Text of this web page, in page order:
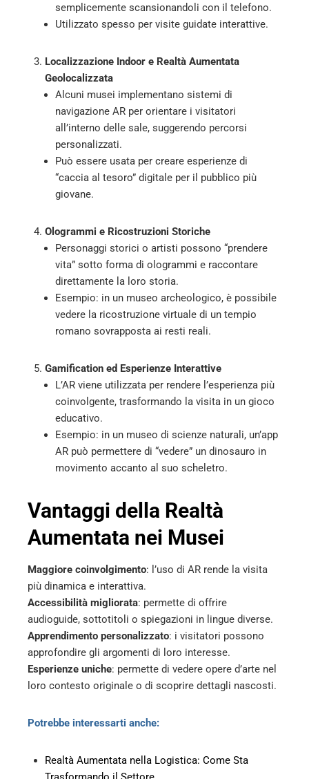
semplicemente scansionandoli con il telefono.
Utilizzato spesso per visite guidate interattive.
Localizzazione Indoor e Realtà Aumentata
Geolocalizzata
Alcuni musei implementano sistemi di
navigazione AR per orientare i visitatori
all’interno delle sale, suggerendo percorsi
personalizzati.
Può essere usata per creare esperienze di
“caccia al tesoro” digitale per il pubblico più
giovane.
Ologrammi e Ricostruzioni Storiche
Personaggi storici o artisti possono “prendere
vita” sotto forma di ologrammi e raccontare
direttamente la loro storia.
Esempio: in un museo archeologico, è possibile
vedere la ricostruzione virtuale di un tempio
romano sovrapposta ai resti reali.
Gamification ed Esperienze Interattive
L’AR viene utilizzata per rendere l’esperienza più
coinvolgente, trasformando la visita in un gioco
educativo.
Esempio: in un museo di scienze naturali, un’app
AR può permettere di “vedere” un dinosauro in
movimento accanto al suo scheletro.
Vantaggi della Realtà
Aumentata nei Musei
Maggiore coinvolgimento: l’uso di AR rende la visita
più dinamica e interattiva.
Accessibilità migliorata: permette di offrire
audioguide, sottotitoli o spiegazioni in lingue diverse.
Apprendimento personalizzato: i visitatori possono
approfondire gli argomenti di loro interesse.
Esperienze uniche: permette di vedere opere d’arte nel
loro contesto originale o di scoprire dettagli nascosti.
Potrebbe interessarti anche:
Realtà Aumentata nella Logistica: Come Sta